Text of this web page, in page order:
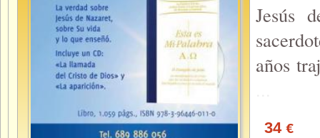
Jesús
años
34 €